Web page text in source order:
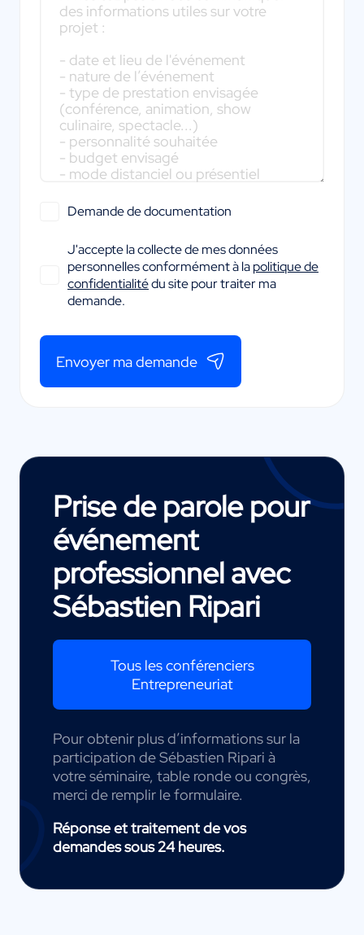
Demande de documentation
J'accepte la collecte de mes données
personnelles conformément à lapolitique de
confidentialitédu site pour traiter ma
demande.
Envoyer ma demande
Prise de parole pour
événement
professionnel avec
Sébastien Ripari
Tous les conférenciers
Entrepreneuriat
Pour obtenir plus d’informations sur la
participation de Sébastien Ripari à
votre séminaire, table ronde ou congrès,
merci de remplir le formulaire.
Réponse et traitement de vos
demandes sous 24 heures.